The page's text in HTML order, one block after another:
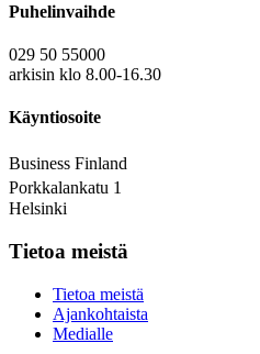
Puhelinvaihde
029 50 55000
arkisin klo 8.00-16.30
Käyntiosoite
Business Finland
Porkkalankatu 1
Helsinki
Tietoa meistä
Tietoa meistä
Ajankohtaista
Medialle